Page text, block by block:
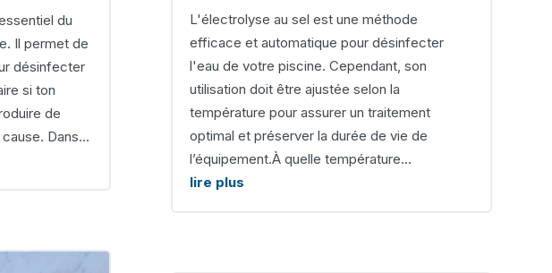
du
Il permet de
désinfecter
si ton
de
Dans...
L'électrolyse au sel est une méthode
efficace et automatique pour désinfecter
l'eau de votre piscine. Cependant, son
utilisation doit être ajustée selon la
température pour assurer un traitement
optimal et préserver la durée de vie de
l’équipement.À quelle température...
lire plus